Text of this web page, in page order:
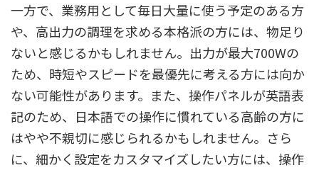
一方で、業務用として毎日大量に使う予定のある方
や、高出力の調理を求める本格派の方には、物足り
ないと感じるかもしれません。出力が最大700Wの
ため、時短やスピードを最優先に考える方には向か
ない可能性があります。また、操作パネルが英語表
記のため、日本語での操作に慣れている高齢の方に
はやや不親切に感じられるかもしれません。さら
に、細かく設定をカスタマイズしたい方には、操作